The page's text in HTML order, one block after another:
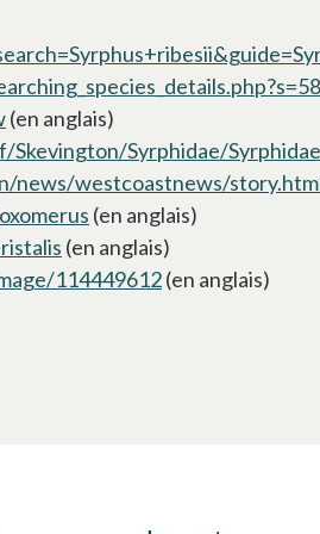
s’ouvre dans un nouvel onglet
(en anglais)
Syrphidae/
news/westcoastnews/
s’ouvre dans un nouvel
(en anglais)
s’ouvre dans un nouvel
(en anglais)
114449612s’ouvre dans un
(en anglais)